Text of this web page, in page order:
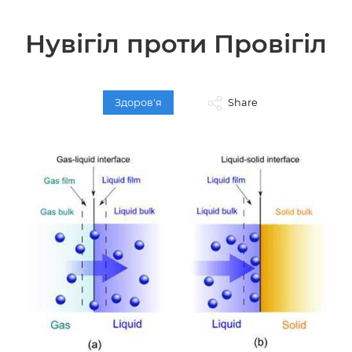
Нувігіл проти Провігіл
Здоров'я Share